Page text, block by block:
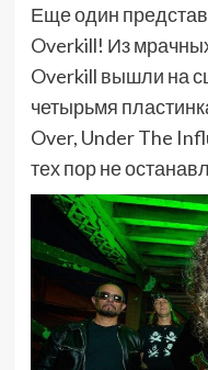
Еще один
Overkill! Из
Overkill вышли на
четырьмя
Over, Under The
тех пор не